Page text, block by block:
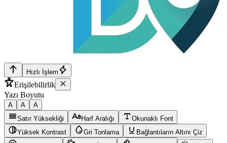
Hızlı İşlem
Erişilebilirlik
Yazı Boyutu
A A
A
Satır Yüksekliği
Harf Aralığı
Okunaklı Font
Yüksek Kontrast
Gri Tonlama
Bağlantıların Altını Çiz